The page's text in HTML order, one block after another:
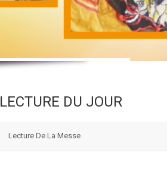
LECTURE DU JOUR
Lecture De La Messe